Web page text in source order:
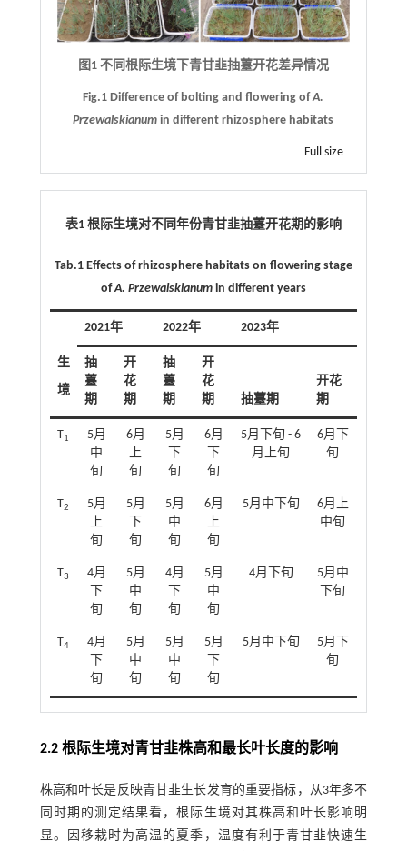
图1 不同根际生境下青甘韭抽薹开花差异情况
Fig.1 Difference of bolting and flowering ofA.
Przewalskianum in different rhizosphere habitats
Full size
表1 根际生境对不同年份青甘韭抽薹开花期的影响
Tab.1 Effects of rhizosphere habitats on flowering stage
ofA. Przewalskianumin different years
生
境
2021年 2022年 2023年
抽
薹
期
开
花
期
抽
薹
期
开
花
期
抽薹期
开花
期
T1
5月
中
旬
6月
上
旬
5月
下
旬
6月
下
旬
5月下旬 - 6
月上旬
6月下
旬
T2
5月
上
旬
5月
下
旬
5月
中
旬
6月
上
旬
5月中下旬
6月上
中旬
T3
4月
下
旬
5月
中
旬
4月
下
旬
5月
中
旬
4月下旬
5月中
下旬
T4
4月
下
旬
5月
中
旬
5月
中
旬
5月
下
旬
5月中下旬
5月下
旬
2.2 根际生境对青甘韭株高和最长叶长度的影响
株高和叶长是反映青甘韭生长发育的重要指标，从3年多不
同时期的测定结果看，根际生境对其株高和叶长影响明
显。因移栽时为高温的夏季，温度有利于青甘韭快速生